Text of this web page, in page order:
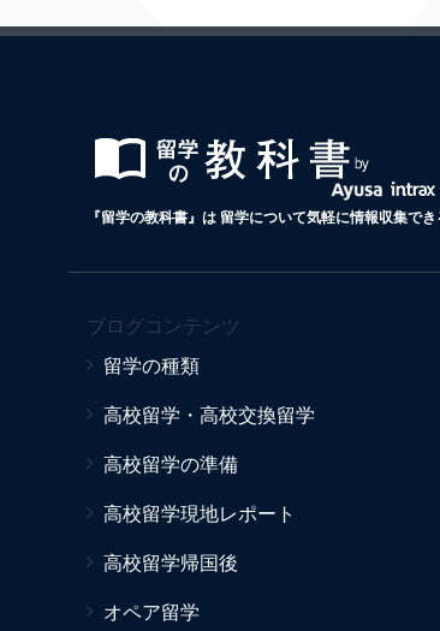
『留学の教科書』は 留学について気軽に情報収集で
ブログコンテンツ
留学の種類
高校留学・高校交換留学
高校留学の準備
高校留学現地レポート
高校留学帰国後
オペア留学